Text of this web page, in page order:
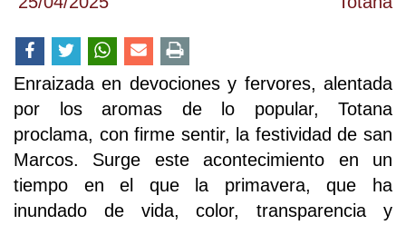
Enraizada en devociones y fervores, alentada
por los aromas de lo popular, Totana
proclama, con firme sentir, la festividad de san
Marcos. Surge este acontecimiento en un
tiempo en el que la primavera, que ha
inundado de vida, color, transparencia y